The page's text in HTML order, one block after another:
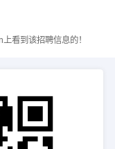
看到该招聘信息的！